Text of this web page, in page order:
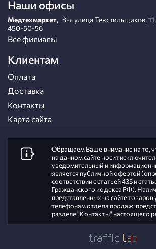
Наши офисы
Медтехмаркет, 8-я улица Текстильщиков,
450-50-56
Все филиалы
Клиентам
Оплата
Доставка
Контакты
Карта сайта
Обращаем Ваше внимание на то,
на данном сайте носит
уведомительный и
является публичной офертой
соответствии с статьей 435 и
Гражданского кодекса РФ).
представленных на сайте товаров
телефонам отдела продаж,
разделе "Контакты" настоящего